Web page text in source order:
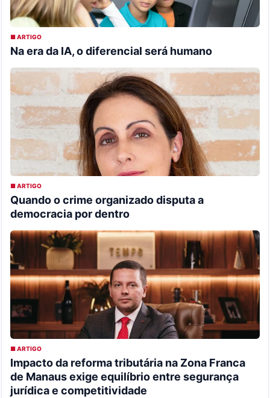
■ ARTIGO
Na era da IA, o diferencial será humano
■ ARTIGO
Quando o crime organizado disputa a
democracia por dentro
■ ARTIGO
Impacto da reforma tributária na Zona Franca
de Manaus exige equilíbrio entre segurança
jurídica e competitividade